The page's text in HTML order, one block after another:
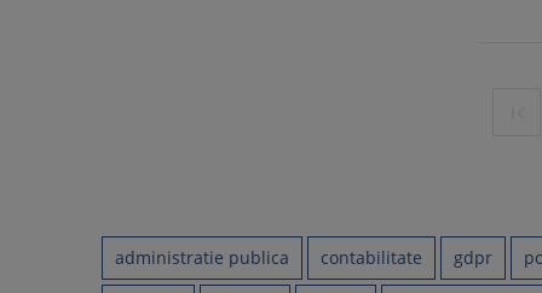
administratie publica contabilitate gdpr